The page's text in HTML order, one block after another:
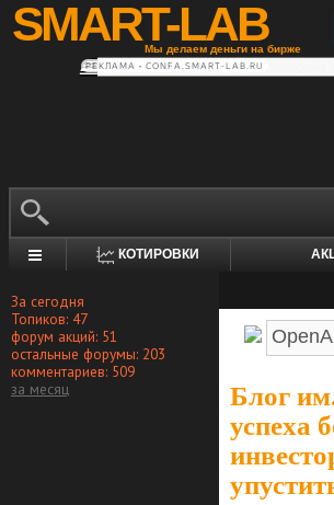
SMART-LAB
Мы делаем деньги на бирже
РЕКЛАМА • CONFA.SMART-LAB.RU
КОТИРОВКИ
За сегодня
Топиков: 47
форум акций: 51
остальные форумы: 203
комментариев: 509
за месяц
Блог
успеха